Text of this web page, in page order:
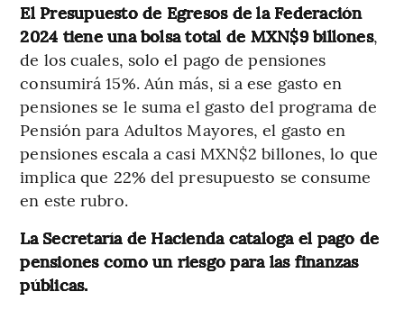
El Presupuesto de Egresos de la Federación
2024 tiene una bolsa total de MXN$9 billones,
de los cuales, solo el pago de pensiones
consumirá 15%. Aún más, si a ese gasto en
pensiones se le suma el gasto del programa de
Pensión para Adultos Mayores, el gasto en
pensiones escala a casi MXN$2 billones, lo que
implica que 22% del presupuesto se consume
en este rubro.
La Secretaría de Hacienda cataloga el pago de
pensiones como un riesgo para las finanzas
públicas.